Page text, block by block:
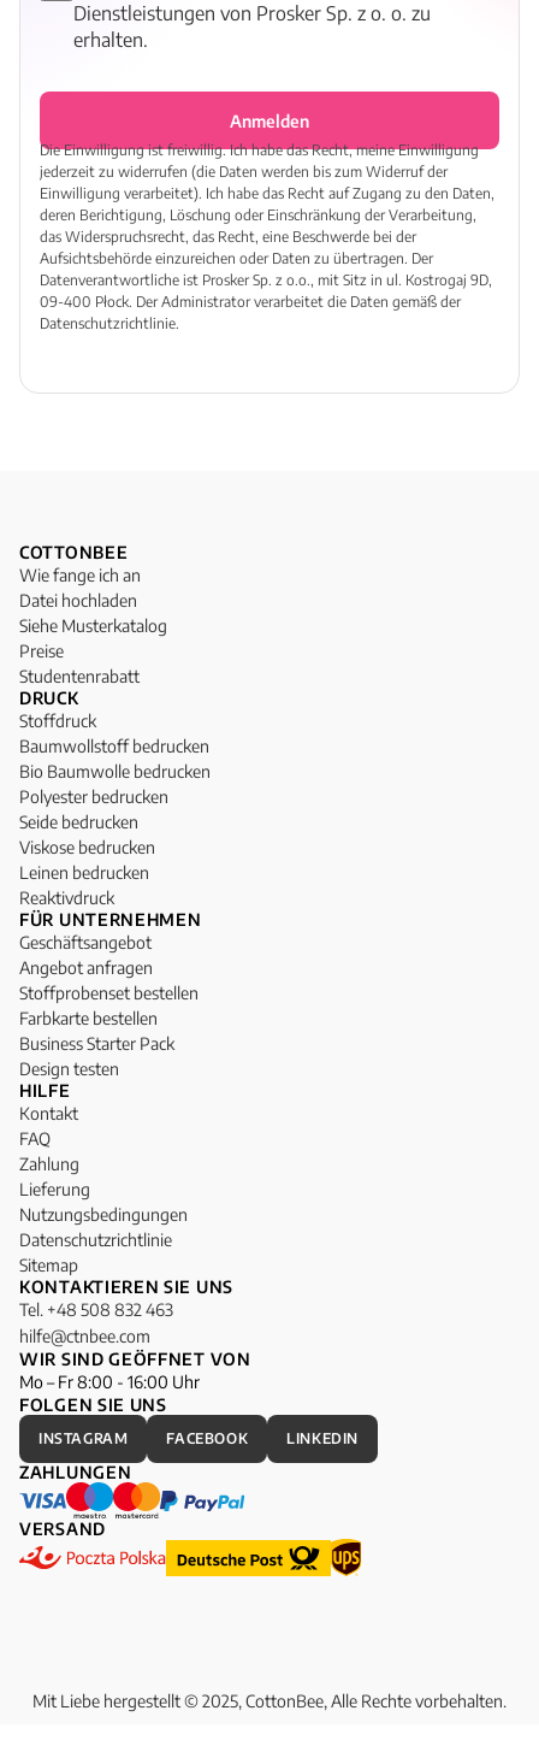
Dienstleistungen von Prosker Sp. z o. o. zu
erhalten.
Anmelden
Die Einwilligung ist freiwillig. Ich habe das Recht, meine Einwilligung
jederzeit zu widerrufen (die Daten werden bis zum Widerruf der
Einwilligung verarbeitet). Ich habe das Recht auf Zugang zu den Daten,
deren Berichtigung, Löschung oder Einschränkung der Verarbeitung,
das Widerspruchsrecht, das Recht, eine Beschwerde bei der
Aufsichtsbehörde einzureichen oder Daten zu übertragen. Der
Datenverantwortliche ist Prosker Sp. z o.o., mit Sitz in ul. Kostrogaj 9D,
09-400 Płock. Der Administrator verarbeitet die Daten gemäß der
Datenschutzrichtlinie.
COTTONBEE
Wie fange ich an
Datei hochladen
Siehe Musterkatalog
Preise
Studentenrabatt
DRUCK
Stoffdruck
Baumwollstoff bedrucken
Bio Baumwolle bedrucken
Polyester bedrucken
Seide bedrucken
Viskose bedrucken
Leinen bedrucken
Reaktivdruck
FÜR UNTERNEHMEN
Geschäftsangebot
Angebot anfragen
Stoffprobenset bestellen
Farbkarte bestellen
Business Starter Pack
Design testen
HILFE
Kontakt
FAQ
Zahlung
Lieferung
Nutzungsbedingungen
Datenschutzrichtlinie
Sitemap
KONTAKTIEREN SIE UNS
Tel. +48 508 832 463
hilfe@ctnbee.com
WIR SIND GEÖFFNET VON
Mo – Fr 8:00 - 16:00 Uhr
FOLGEN SIE UNS
INSTAGRAM FACEBOOK LINKEDIN
ZAHLUNGEN
VERSAND
Mit Liebe hergestellt © 2025, CottonBee, Alle Rechte vorbehalten.